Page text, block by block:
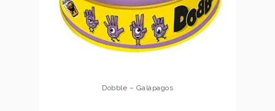
Dobble – Galápagos